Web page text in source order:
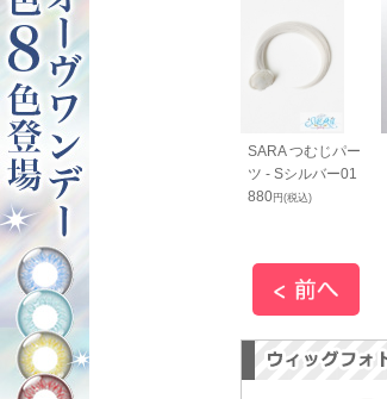
すっきりバン
- Sシルバ
円(税込)
SARA つむじパー
ツ - Sシルバー01
880円(税込)